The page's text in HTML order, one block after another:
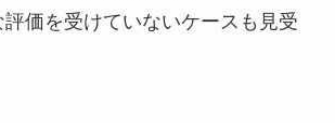
価を受けていないケースも見受